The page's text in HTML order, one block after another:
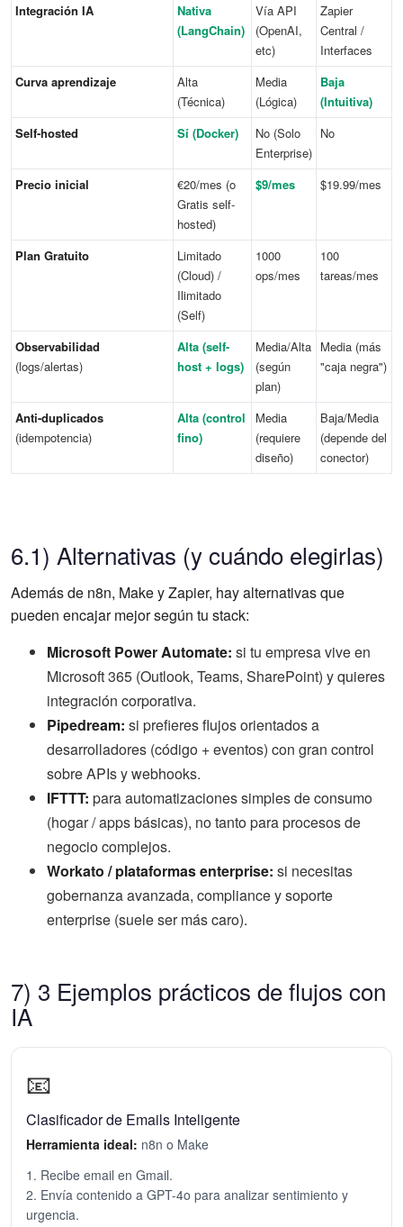
Integración IA
Nativa
(LangChain)
Vía API
(OpenAI,
etc)
Zapier
Central /
Interfaces
Curva aprendizaje
Alta
(Técnica)
Media
(Lógica)
Baja
(Intuitiva)
Self-hosted
Sí (Docker)
No (Solo
Enterprise)
No
Precio inicial
€20/mes (o
Gratis self-
hosted)
$9/mes $19.99/mes
Plan Gratuito
Limitado
(Cloud) /
Ilimitado
(Self)
1000
ops/mes
100
tareas/mes
Observabilidad
(logs/alertas)
Alta (self-
host + logs)
Media/Alta
(según
plan)
Media (más
"caja negra")
Anti-duplicados
(idempotencia)
Alta (control
fino)
Media
(requiere
diseño)
Baja/Media
(depende del
conector)
6.1) Alternativas (y cuándo elegirlas)
Además de n8n, Make y Zapier, hay alternativas que
pueden encajar mejor según tu stack:
Microsoft Power Automate: si tu empresa vive en
Microsoft 365 (Outlook, Teams, SharePoint) y quieres
integración corporativa.
Pipedream: si prefieres flujos orientados a
desarrolladores (código + eventos) con gran control
sobre APIs y webhooks.
IFTTT: para automatizaciones simples de consumo
(hogar / apps básicas), no tanto para procesos de
negocio complejos.
Workato / plataformas enterprise: si necesitas
gobernanza avanzada, compliance y soporte
enterprise (suele ser más caro).
7) 3 Ejemplos prácticos de flujos con
IA
📧
Clasificador de Emails Inteligente
Herramienta ideal: n8n o Make
1. Recibe email en Gmail.
2. Envía contenido a GPT-4o para analizar sentimiento y
urgencia.